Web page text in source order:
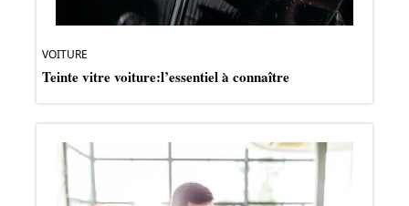
VOITURE
Teinte vitre voiture:l’essentiel à connaître